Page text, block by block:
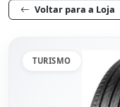
Voltar para a Loja
TURISMO